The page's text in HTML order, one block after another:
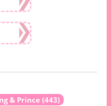
& Prince (443)